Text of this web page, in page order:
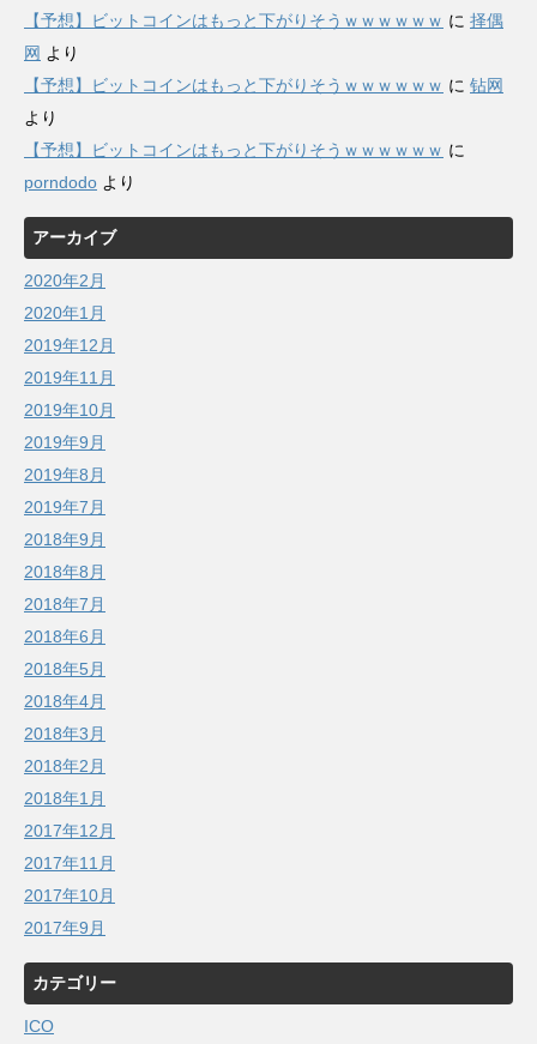
【予想】ビットコインはもっと下がりそうｗｗｗｗｗｗ に 择偶
网 より
【予想】ビットコインはもっと下がりそうｗｗｗｗｗｗ に 钻网
より
【予想】ビットコインはもっと下がりそうｗｗｗｗｗｗ に
porndodo より
アーカイブ
2020年2月
2020年1月
2019年12月
2019年11月
2019年10月
2019年9月
2019年8月
2019年7月
2018年9月
2018年8月
2018年7月
2018年6月
2018年5月
2018年4月
2018年3月
2018年2月
2018年1月
2017年12月
2017年11月
2017年10月
2017年9月
カテゴリー
ICO